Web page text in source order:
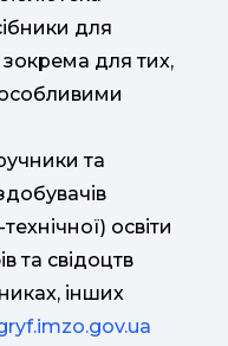
для
зокрема для тих,
та
освіти
та свідоцтв
інших